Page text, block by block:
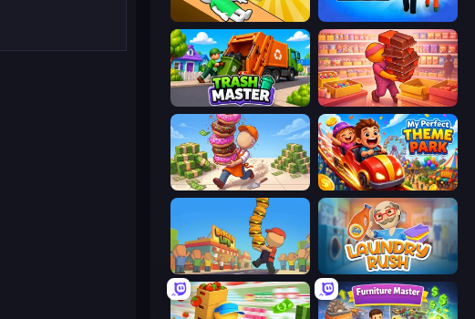
Doctor Hero Prison Life
Trash Master Candy Packing Store
Donut Place My Perfect Theme Park
Burger Life Laundry Rush